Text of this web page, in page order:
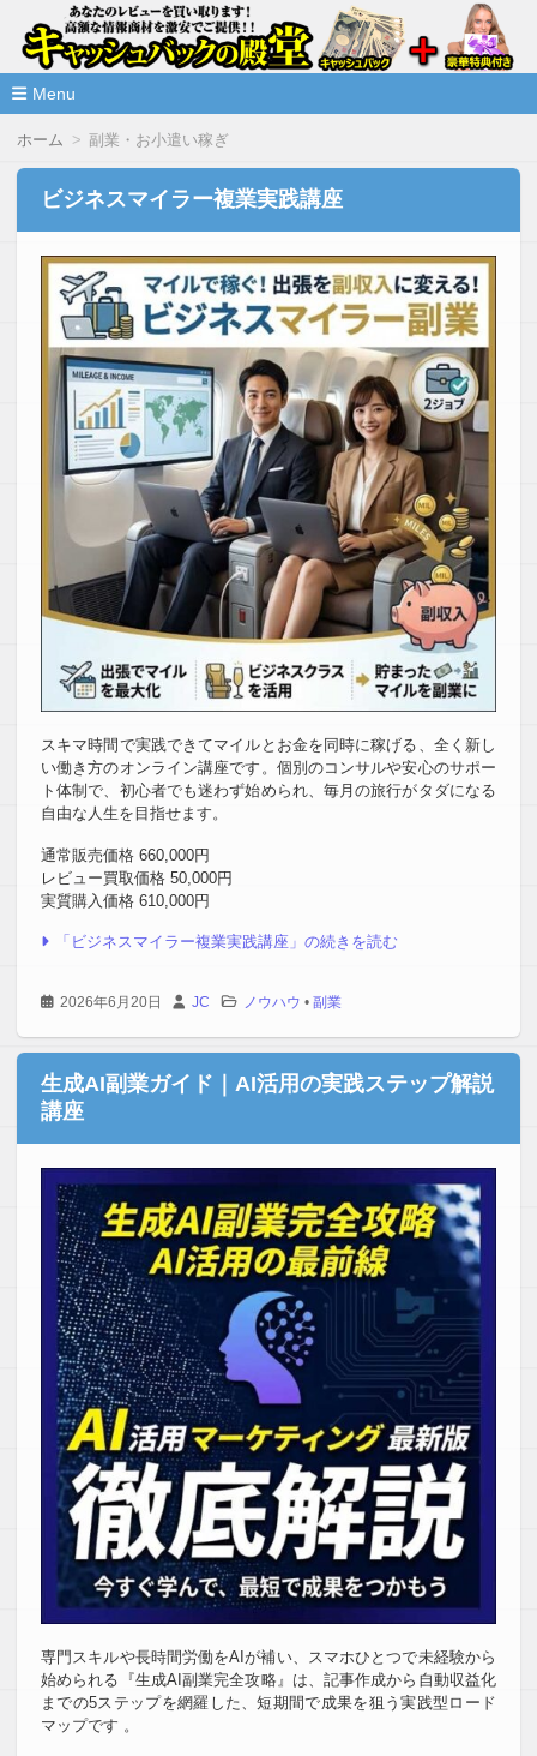
情報商材激安サイト・キャッシ
ュバックの殿堂
高額な情報商材をレビューを買い取ることで激安で購入できま
Menu
ホーム 副業・お小遣い稼ぎ
ビジネスマイラー複業実践講座
スキマ時間で実践できてマイルとお金を同時に稼げる、全く新し
い働き方のオンライン講座です。個別のコンサルや安心のサポー
ト体制で、初心者でも迷わず始められ、毎月の旅行がタダになる
自由な人生を目指せます。
通常販売価格 660,000円
レビュー買取価格 50,000円
実質購入価格 610,000円
「ビジネスマイラー複業実践講座」の続きを読む
2026年6月20日 JC ノウハウ • 副業
生成AI副業ガイド｜AI活用の実践ステップ解説
講座
専門スキルや長時間労働をAIが補い、スマホひとつで未経験から
始められる『生成AI副業完全攻略』は、記事作成から自動収益化
までの5ステップを網羅した、短期間で成果を狙う実践型ロード
マップです 。